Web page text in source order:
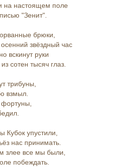
на настоящем поле
"Зенит".
брюки,
звёздный час
вскинут руки
сотен тысяч глаз.
трибуны,
взмыл.
Кубок упустили,
нас принимать.
злее все мы были,
побеждать.